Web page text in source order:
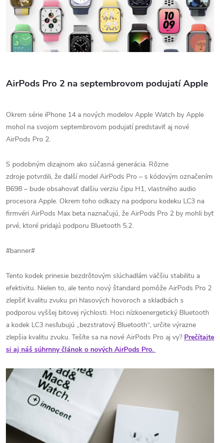
AirPods Pro 2 na septembrovom podujatí Apple
Okrem série iPhone 14 a nových modelov Apple Watch by Apple
mohol na svojom septembrovom podujatí predstaviť aj nové
AirPods Pro 2.
S podobným dizajnom ako súčasná generácia. Rôzne
zdroje potvrdili, že ďalší model AirPods Pro – s kódovým označením
B698 – bude obsahovať ďalšiu verziu čipu H1, vlastného audio
procesora Apple. Okrem toho odkazy na podporu kodeku LC3 na
firmvéri AirPods Max beta naznačujú, že AirPods Pro 2 by mohli byť
prvé, ktoré pridajú podporu Bluetooth 5.2.
#banner#
Tento kodek prinesie bezdrôtovým slúchadlám väčšiu stabilitu a
efektivitu. Nielen to, ale tento nový štandard pomôže AirPods Pro 2
zlepšiť kvalitu zvuku pri hlasových hovoroch a skladbách s
podporou vyššej bitovej rýchlosti. Hoci nízkoenergetický Bluetooth
a kodek LC3 nesľubujú „bezstratový Bluetooth“, určite výrazne
zlepšia kvalitu zvuku. Tešíte sa na nové AirPods Pro aj vy? Prečítajte
si aj náš súhrnny článok o nových AirPods Pro.